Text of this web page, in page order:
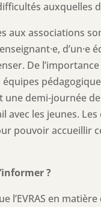
auxquelles
aux associations
enseignant·e,
De
équipes
une demi-journée
avec les jeunes.
pouvoir accueillir
?
l’EVRAS en